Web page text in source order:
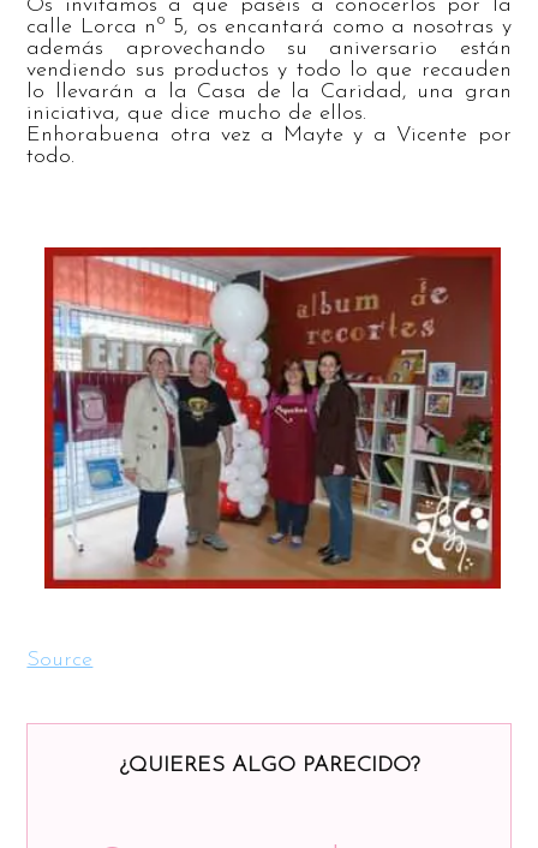
Os invitamos a que paséis a conocerlos por la
calle Lorca nº 5, os encantará como a nosotras y
además aprovechando su aniversario están
vendiendo sus productos y todo lo que recauden
lo llevarán a la Casa de la Caridad, una gran
iniciativa, que dice mucho de ellos.
Enhorabuena otra vez a Mayte y a Vicente por
todo.
Source
¿QUIERES ALGO PARECIDO?